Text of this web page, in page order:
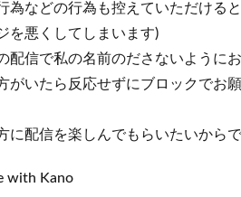
為などの行為も控えていただける
を悪くしてしまいます)
配信で私の名前のださないように
がいたら反応せずにブロックでお
に配信を楽しんでもらいたいから
with Kano